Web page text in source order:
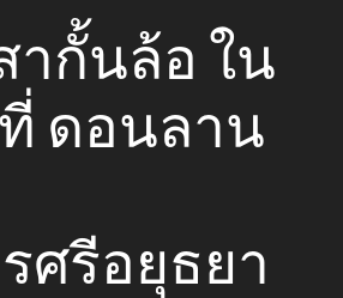
ากั้นล้อ ใน
ดอนลาน
ศรีอยุธยา